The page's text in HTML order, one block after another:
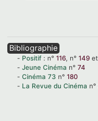
Bibliographie
Positif : n° 116, n° 149 et
Jeune Cinéma n° 74
Cinéma 73 n° 180
La Revue du Cinéma n°